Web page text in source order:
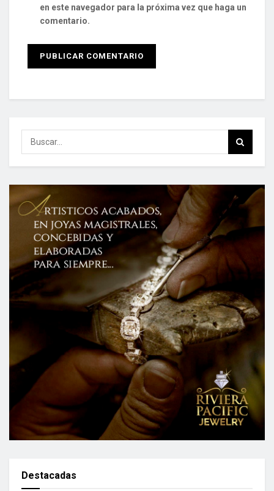
en este navegador para la próxima vez que haga un
comentario.
Destacadas